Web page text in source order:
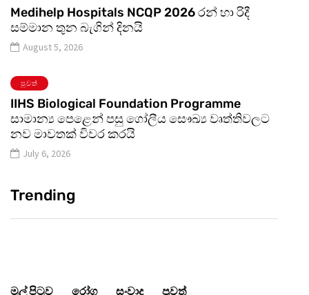
Medihelp Hospitals NCQP 2026 රන් හා රිදී
සම්මාන තුන බැගින් දිනයි
August 5, 2026
පුවත්
IIHS Biological Foundation Programme
සාමාන්‍ය පෙළෙන් පසු ගෝලීය සෞඛ්‍ය වෘත්තිවලට
නව මාවතක් විවර කරයි
July 6, 2026
Trending
මුල් පිටුව රෝග සංවාද පුවත්